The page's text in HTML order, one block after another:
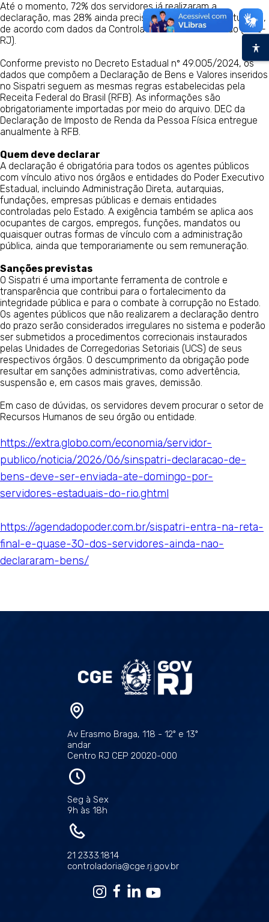
Até o momento, 72% dos servidores já realizaram a
declaração, mas 28% ainda precisam regularizar sua situação,
de acordo com dados da Controladoria-Geral do Estado (CGE-
RJ).
Conforme previsto no Decreto Estadual nº 49.005/2024, os
dados que compõem a Declaração de Bens e Valores inseridos
no Sispatri seguem as mesmas regras estabelecidas pela
Receita Federal do Brasil (RFB). As informações são
obrigatoriamente importadas por meio do arquivo. DEC da
Declaração de Imposto de Renda da Pessoa Física entregue
anualmente à RFB.
Quem deve declarar
A declaração é obrigatória para todos os agentes públicos
com vínculo ativo nos órgãos e entidades do Poder Executivo
Estadual, incluindo Administração Direta, autarquias,
fundações, empresas públicas e demais entidades
controladas pelo Estado. A exigência também se aplica aos
ocupantes de cargos, empregos, funções, mandatos ou
quaisquer outras formas de vínculo com a administração
pública, ainda que temporariamente ou sem remuneração.
Sanções previstas
O Sispatri é uma importante ferramenta de controle e
transparência que contribui para o fortalecimento da
integridade pública e para o combate à corrupção no Estado.
Os agentes públicos que não realizarem a declaração dentro
do prazo serão considerados irregulares no sistema e poderão
ser submetidos a procedimentos correcionais instaurados
pelas Unidades de Corregedorias Setoriais (UCS) de seus
respectivos órgãos. O descumprimento da obrigação pode
resultar em sanções administrativas, como advertência,
suspensão e, em casos mais graves, demissão.
Em caso de dúvidas, os servidores devem procurar o setor de
Recursos Humanos de seu órgão ou entidade.
https://extra.globo.com/economia/servidor-
publico/noticia/2026/06/sinspatri-declaracao-de-
bens-deve-ser-enviada-ate-domingo-por-
servidores-estaduais-do-rio.ghtml
https://agendadopoder.com.br/sispatri-entra-na-reta-
final-e-quase-30-dos-servidores-ainda-nao-
declararam-bens/
Av Erasmo Braga, 118 - 12º e 13º
andar
Centro RJ CEP 20020-000
Seg à Sex
9h às 18h
21 2333.1814
controladoria@cge.rj.gov.br